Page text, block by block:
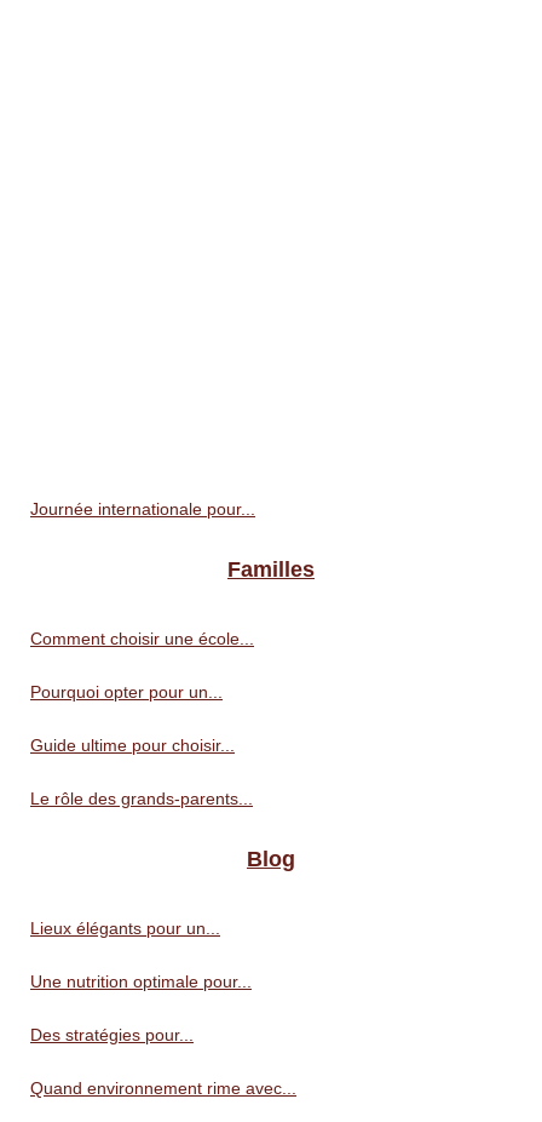
Journée internationale pour...
Familles
Comment choisir une école...
Pourquoi opter pour un...
Guide ultime pour choisir...
Le rôle des grands-parents...
Blog
Lieux élégants pour un...
Une nutrition optimale pour...
Des stratégies pour...
Quand environnement rime avec...